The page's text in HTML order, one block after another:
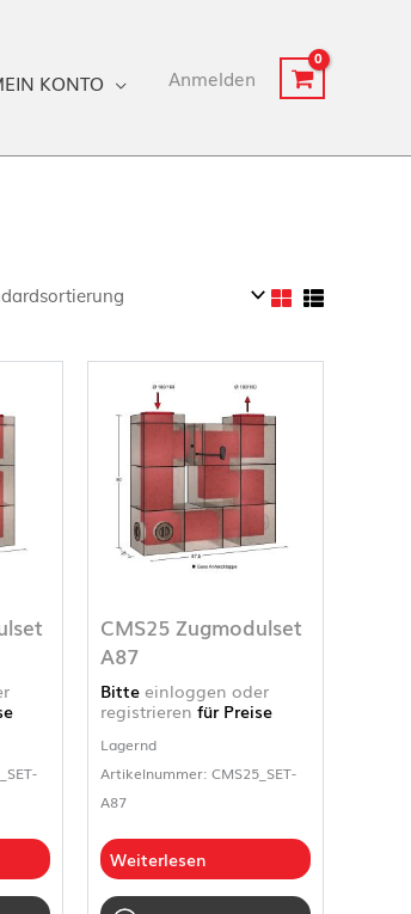
KONTO Anmelden
CMS25 Zugmodulset
A87
Bitteeinloggen oder
registrieren für Preise
Lagernd
Artikelnummer: CMS25_SET-
A87
Weiterlesen